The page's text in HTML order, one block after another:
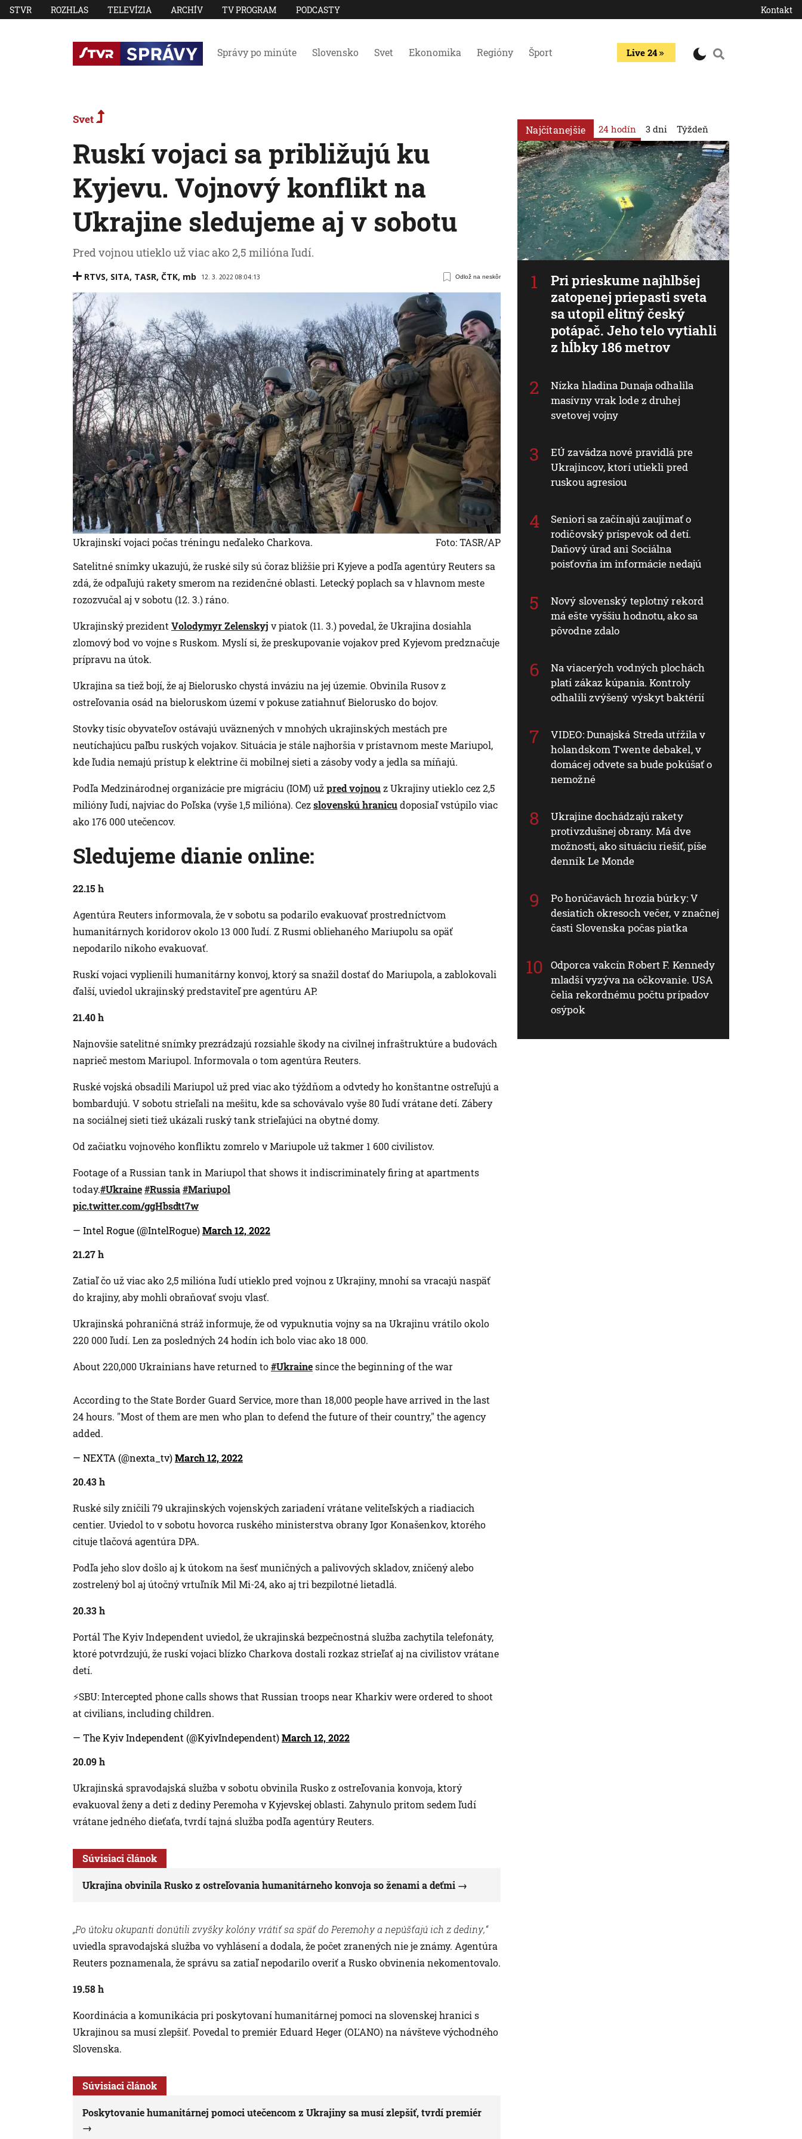
STVR ROZHLAS TELEVÍZIA ARCHÍV TV PROGRAM PODCASTY Kontakt
Správy po minúte Slovensko Svet Ekonomika Regióny Šport Live 24
Svet
Ruskí vojaci sa približujú ku
Kyjevu. Vojnový konflikt na
Ukrajine sledujeme aj v sobotu
Pred vojnou utieklo už viac ako 2,5 milióna ľudí.
RTVS, SITA, TASR, ČTK, mb 12. 3. 2022 08:04:13 Odlož na neskôr
Ukrajinskí vojaci počas tréningu neďaleko Charkova.
Foto: TASR/AP
Satelitné snímky ukazujú, že ruské sily sú čoraz bližšie pri Kyjeve a podľa agentúry Reuters sa
zdá, že odpaľujú rakety smerom na rezidenčné oblasti. Letecký poplach sa v hlavnom meste
rozozvučal aj v sobotu (12. 3.) ráno.
Ukrajinský prezident Volodymyr Zelenskyj v piatok (11. 3.) povedal, že Ukrajina dosiahla
zlomový bod vo vojne s Ruskom. Myslí si, že preskupovanie vojakov pred Kyjevom predznačuje
prípravu na útok.
Ukrajina sa tiež bojí, že aj Bielorusko chystá inváziu na jej územie. Obvinila Rusov z
ostreľovania osád na bieloruskom území v pokuse zatiahnuť Bielorusko do bojov.
Stovky tisíc obyvateľov ostávajú uväznených v mnohých ukrajinských mestách pre
neutíchajúcu paľbu ruských vojakov. Situácia je stále najhoršia v prístavnom meste Mariupol,
kde ľudia nemajú prístup k elektrine či mobilnej sieti a zásoby vody a jedla sa míňajú.
Podľa Medzinárodnej organizácie pre migráciu (IOM) užpred vojnouz Ukrajiny utieklo cez 2,5
milióny ľudí, najviac do Poľska (vyše 1,5 milióna). Cezslovenskú hranicudoposiaľ vstúpilo viac
ako 176 000 utečencov.
Sledujeme dianie online:
22.15 h
Agentúra Reuters informovala, že v sobotu sa podarilo evakuovať prostredníctvom
humanitárnych koridorov okolo 13 000 ľudí. Z Rusmi obliehaného Mariupolu sa opäť
nepodarilo nikoho evakuovať.
Ruskí vojaci vyplienili humanitárny konvoj, ktorý sa snažil dostať do Mariupola, a zablokovali
ďalší, uviedol ukrajinský predstaviteľ pre agentúru AP.
21.40 h
Najnovšie satelitné snímky prezrádzajú rozsiahle škody na civilnej infraštruktúre a budovách
naprieč mestom Mariupol. Informovala o tom agentúra Reuters.
Ruské vojská obsadili Mariupol už pred viac ako týždňom a odvtedy ho konštantne ostreľujú a
bombardujú. V sobotu strieľali na mešitu, kde sa schovávalo vyše 80 ľudí vrátane detí. Zábery
na sociálnej sieti tiež ukázali ruský tank strieľajúci na obytné domy.
Od začiatku vojnového konfliktu zomrelo v Mariupole už takmer 1 600 civilistov.
Footage of a Russian tank in Mariupol that shows it indiscriminately firing at apartments
today.#Ukraine#Russia#Mariupol
pic.twitter.com/ggHbsdtt7w
— Intel Rogue (@IntelRogue)March 12, 2022
21.27 h
Zatiaľ čo už viac ako 2,5 milióna ľudí utieklo pred vojnou z Ukrajiny, mnohí sa vracajú naspäť
do krajiny, aby mohli obraňovať svoju vlasť.
Ukrajinská pohraničná stráž informuje, že od vypuknutia vojny sa na Ukrajinu vrátilo okolo
220 000 ľudí. Len za posledných 24 hodín ich bolo viac ako 18 000.
About 220,000 Ukrainians have returned to#Ukrainesince the beginning of the war
According to the State Border Guard Service, more than 18,000 people have arrived in the last
24 hours. "Most of them are men who plan to defend the future of their country," the agency
added.
— NEXTA (@nexta_tv)March 12, 2022
20.43 h
Ruské sily zničili 79 ukrajinských vojenských zariadení vrátane veliteľských a riadiacich
centier. Uviedol to v sobotu hovorca ruského ministerstva obrany Igor Konašenkov, ktorého
cituje tlačová agentúra DPA.
Podľa jeho slov došlo aj k útokom na šesť muničných a palivových skladov, zničený alebo
zostrelený bol aj útočný vrtuľník Mil Mi-24, ako aj tri bezpilotné lietadlá.
20.33 h
Portál The Kyiv Independent uviedol, že ukrajinská bezpečnostná služba zachytila telefonáty,
ktoré potvrdzujú, že ruskí vojaci blízko Charkova dostali rozkaz strieľať aj na civilistov vrátane
detí.
⚡️SBU: Intercepted phone calls shows that Russian troops near Kharkiv were ordered to shoot
at civilians, including children.
— The Kyiv Independent (@KyivIndependent)March 12, 2022
20.09 h
Ukrajinská spravodajská služba v sobotu obvinila Rusko z ostreľovania konvoja, ktorý
evakuoval ženy a deti z dediny Peremoha v Kyjevskej oblasti. Zahynulo pritom sedem ľudí
vrátane jedného dieťaťa, tvrdí tajná služba podľa agentúry Reuters.
Súvisiaci článok
Ukrajina obvinila Rusko z ostreľovania humanitárneho konvoja so ženami a deťmi
„Po útoku okupanti donútili zvyšky kolóny vrátiť sa späť do Peremohy a nepúšťajú ich z dediny,“
uviedla spravodajská služba vo vyhlásení a dodala, že počet zranených nie je známy. Agentúra
Reuters poznamenala, že správu sa zatiaľ nepodarilo overiť a Rusko obvinenia nekomentovalo.
19.58 h
Koordinácia a komunikácia pri poskytovaní humanitárnej pomoci na slovenskej hranici s
Ukrajinou sa musí zlepšiť. Povedal to premiér Eduard Heger (OĽANO) na návšteve východného
Slovenska.
Súvisiaci článok
Poskytovanie humanitárnej pomoci utečencom z Ukrajiny sa musí zlepšiť, tvrdí premiér
Najčítanejšie 24 hodín
Pri prieskume najhlbšej
zatopenej priepasti sveta
sa utopil elitný český
potápač. Jeho telo vytiahli
z hĺbky 186 metrov
Nízka hladina Dunaja odhalila
masívny vrak lode z druhej
svetovej vojny
EÚ zavádza nové pravidlá pre
Ukrajincov, ktorí utiekli pred
ruskou agresiou
Seniori sa začínajú zaujímať o
rodičovský príspevok od detí.
Daňový úrad ani Sociálna
poisťovňa im informácie nedajú
Nový slovenský teplotný rekord
má ešte vyššiu hodnotu, ako sa
pôvodne zdalo
Na viacerých vodných plochách
platí zákaz kúpania. Kontroly
odhalili zvýšený výskyt baktérií
VIDEO: Dunajská Streda utŕžila v
holandskom Twente debakel, v
domácej odvete sa bude pokúšať o
nemožné
Ukrajine dochádzajú rakety
protivzdušnej obrany. Má dve
možnosti, ako situáciu riešiť, píše
denník Le Monde
Po horúčavách hrozia búrky: V
desiatich okresoch večer, v značnej
časti Slovenska počas piatka
Odporca vakcín Robert F. Kennedy
mladší vyzýva na očkovanie. USA
čelia rekordnému počtu prípadov
osýpok
3 dni Týždeň